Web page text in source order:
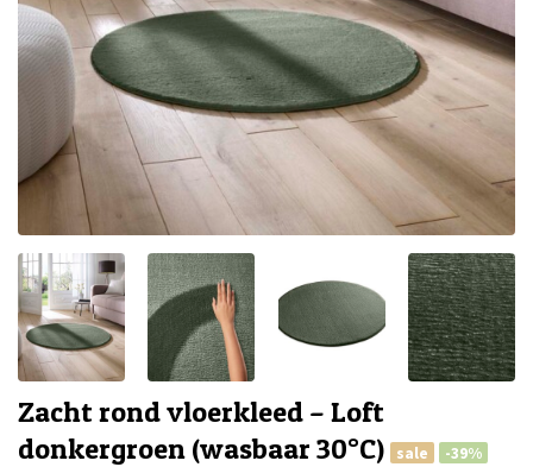
Zacht rond vloerkleed – Loft
donkergroen (wasbaar 30°C)
sale -39%